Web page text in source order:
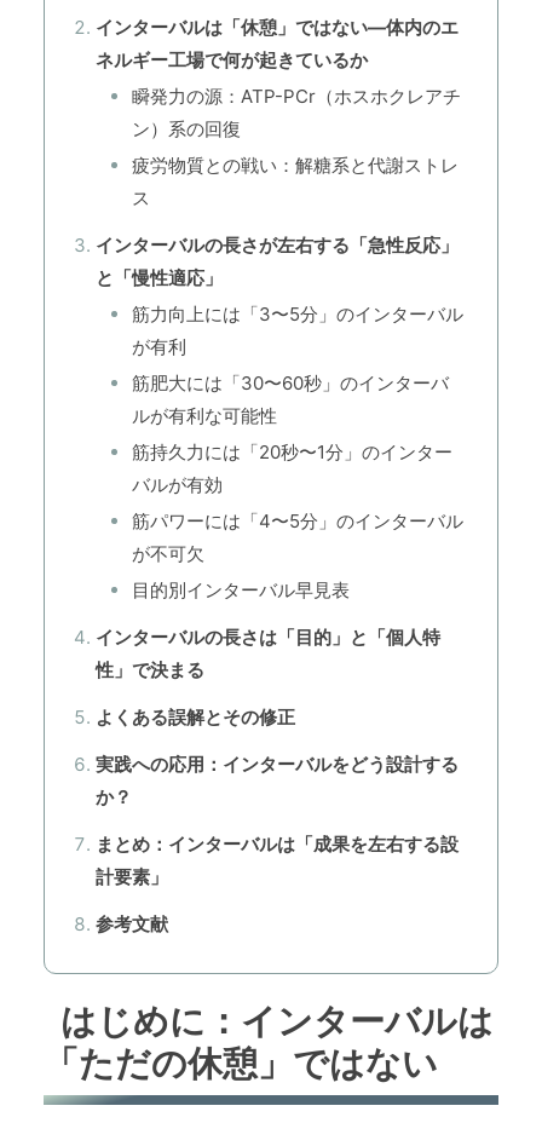
インターバルは「休憩」ではない—体内のエ
ネルギー工場で何が起きているか
瞬発力の源：ATP-PCr（ホスホクレアチ
ン）系の回復
疲労物質との戦い：解糖系と代謝ストレ
ス
インターバルの長さが左右する「急性反応」
と「慢性適応」
筋力向上には「3〜5分」のインターバル
が有利
筋肥大には「30〜60秒」のインターバ
ルが有利な可能性
筋持久力には「20秒〜1分」のインター
バルが有効
筋パワーには「4〜5分」のインターバル
が不可欠
目的別インターバル早見表
インターバルの長さは「目的」と「個人特
性」で決まる
よくある誤解とその修正
実践への応用：インターバルをどう設計する
か？
まとめ：インターバルは「成果を左右する設
計要素」
参考文献
はじめに：インターバルは
「ただの休憩」ではない